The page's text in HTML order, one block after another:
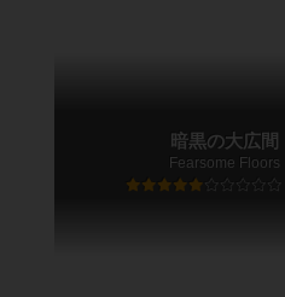
暗黒の大広間
Fearsome Floors